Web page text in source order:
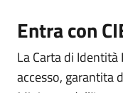
Entra con
La Carta di Identità
accesso, garantita